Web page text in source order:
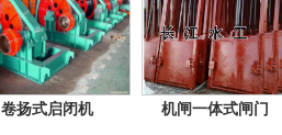
卷扬式启闭机 机闸一体式闸门